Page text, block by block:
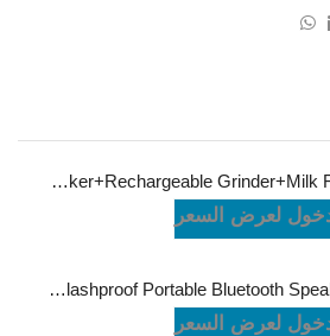
LePresso Brewology Coffee Kit [Espresso Maker+Rechargeable Grinder+Milk Frother]-BK
لعرض السعر
JBL Charge6 Splashproof Portable Bluetooth Speaker - White
لعرض السعر